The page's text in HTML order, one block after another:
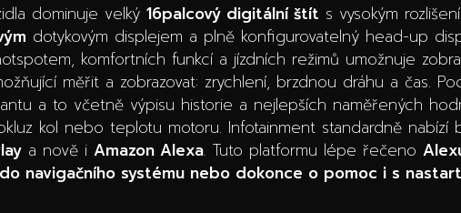
dominuje velký 16palcový digitální štít s vysokým
dotykovým displejem a plně konfigurovatelný head-up
komfortních funkcí a jízdních režimů umožnuje
měřit a zobrazovat: zrychlení, brzdnou dráhu a čas.
a to včetně výpisu historie a nejlepších naměřených
kol nebo teplotu motoru. Infotainment standardně
a nově i Amazon Alexa. Tuto platformu lépe řečeno
navigačního systému nebo dokonce o pomoc i s